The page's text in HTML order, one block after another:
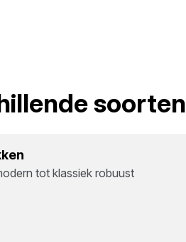
soorten
tot klassiek robuust